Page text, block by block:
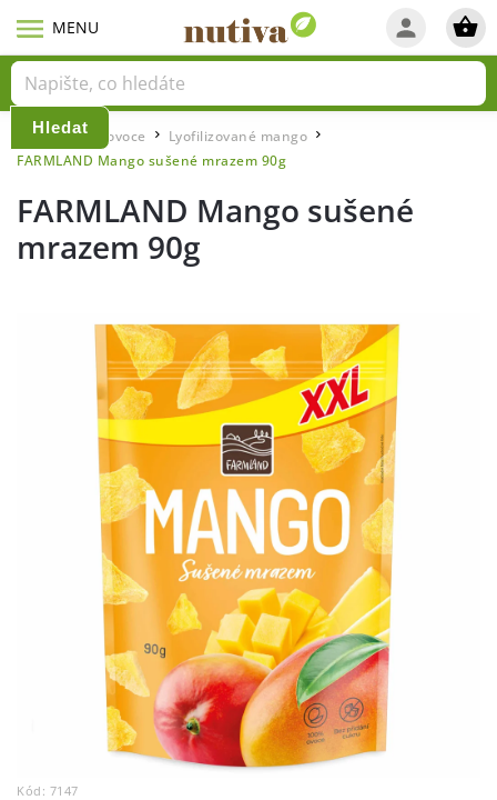
Hledat
Domů / Lyo ovoce Lyofilizované mango /
FARMLAND Mango sušené mrazem 90g
FARMLAND Mango sušené
mrazem 90g
Kód: 7147